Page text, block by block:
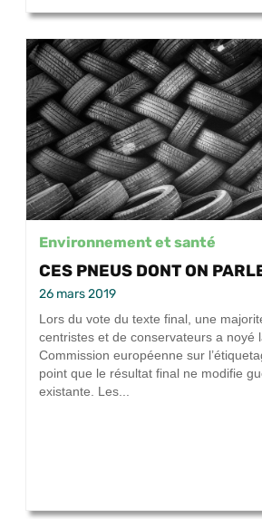
Environnement et santé
CES PNEUS DONT ON
26 mars 2019
Lors du vote du texte final, une
centristes et de conservateurs a noyé
Commission européenne sur
point que le résultat final ne modifie
existante. Les...